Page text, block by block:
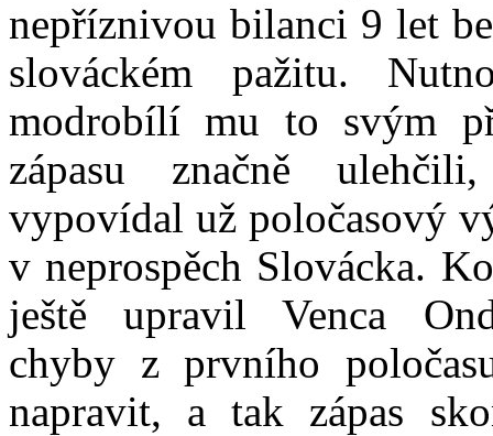
nepříznivou bilanci 9 let
slováckém pažitu.
modrobílí mu to svým
zápasu značně
vypovídal už poločasový
v neprospěch Slovácka.
ještě upravil Venca
chyby z prvního
napravit, a tak zápas